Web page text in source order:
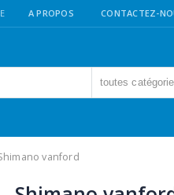
A PROPOS CONTACTEZ-
toutes
vanford